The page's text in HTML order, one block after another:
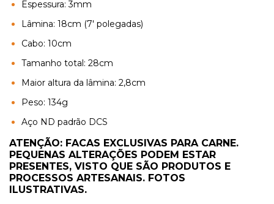
Espessura: 3mm
Lâmina: 18cm (7' polegadas)
Cabo: 10cm
Tamanho total: 28cm
Maior altura da lâmina: 2,8cm
Peso: 134g
Aço ND padrão DCS
ATENÇÃO: FACAS EXCLUSIVAS PARA CARNE.
PEQUENAS ALTERAÇÕES PODEM ESTAR
PRESENTES, VISTO QUE SÃO PRODUTOS E
PROCESSOS ARTESANAIS. FOTOS
ILUSTRATIVAS.